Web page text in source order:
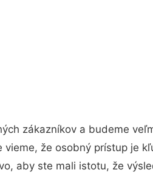
zákazníkov a budeme
že osobný prístup je
aby ste mali istotu, že